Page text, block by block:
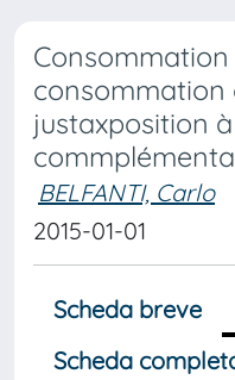
Consommation
consommation
justaxposition
BELFANTI, Carlo
2015-01-01
Scheda breve
Scheda